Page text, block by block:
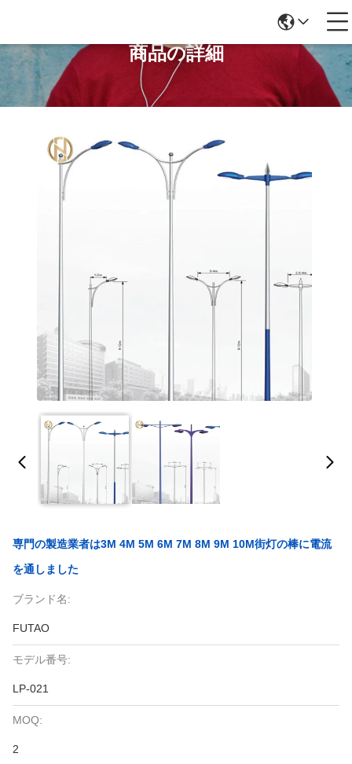
商品の詳細
専門の製造業者は3M 4M 5M 6M 7M 8M 9M 10M街灯の棒に電流
を通しました
ブランド名:
FUTAO
モデル番号:
LP-021
MOQ:
2